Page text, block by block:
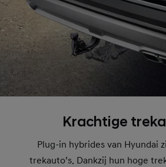
Krachtige
Plug-in hybrides van Hyundai
trekauto’s. Dankzij hun hoge